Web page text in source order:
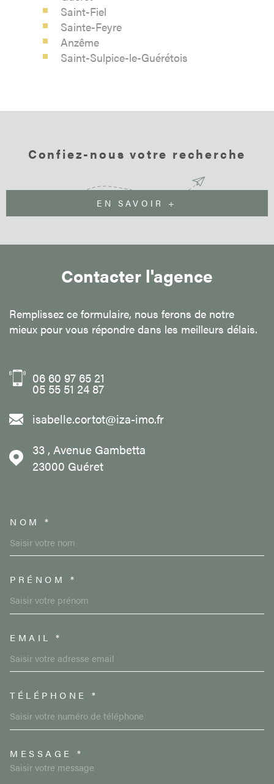
Saint-Fiel
Sainte-Feyre
Anzême
Saint-Sulpice-le-Guérétois
Confiez-nous votre recherche
EN SAVOIR +
Contacter l'agence
Remplissez ce formulaire, nous ferons de notre
mieux pour vous répondre dans les meilleurs délais.
06 60 97 65 21
05 55 51 24 87
isabelle.cortot@iza-imo.fr
33 , Avenue Gambetta
23000
Guéret
NOM *
PRÉNOM *
EMAIL *
TÉLÉPHONE *
MESSAGE *